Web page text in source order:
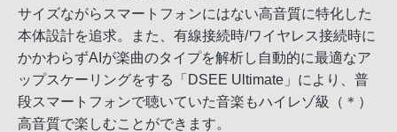
サイズながらスマートフォンにはない高音質に特化した
本体設計を追求。また、有線接続時/ワイヤレス接続時に
かかわらずAIが楽曲のタイプを解析し自動的に最適なア
ップスケーリングをする「DSEE Ultimate」により、普
段スマートフォンで聴いていた音楽もハイレゾ級（＊）
高音質で楽しむことができます。